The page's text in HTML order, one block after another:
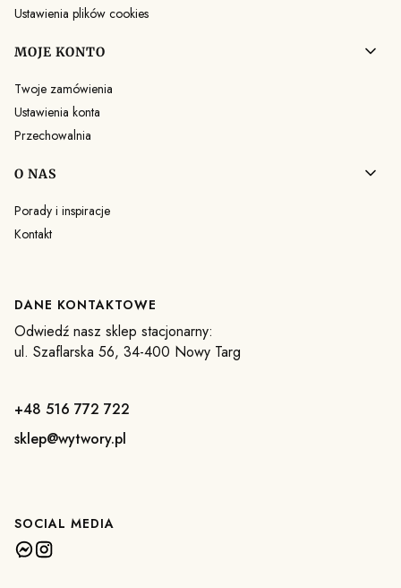
Ustawienia plików cookies
MOJE KONTO
Twoje zamówienia
Ustawienia konta
Przechowalnia
O NAS
Porady i inspiracje
Kontakt
DANE KONTAKTOWE
Odwiedź nasz sklep stacjonarny:
ul. Szaflarska 56, 34-400 Nowy Targ
+48 516 772 722
sklep@wytwory.pl
SOCIAL MEDIA